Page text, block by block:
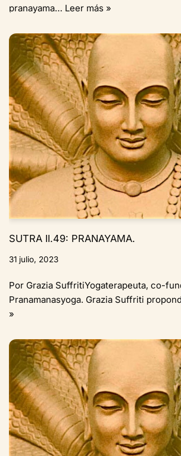
pranayama… Leer más »
SUTRA II.49: PRANAYAMA.
31 julio, 2023
Por Grazia SuffritiYogaterapeuta, co-
Pranamanasyoga. Grazia Suffriti
»